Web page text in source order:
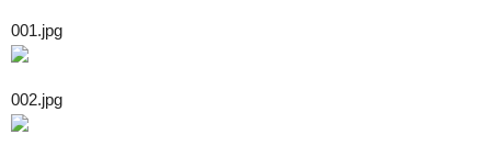
001.jpg
002.jpg